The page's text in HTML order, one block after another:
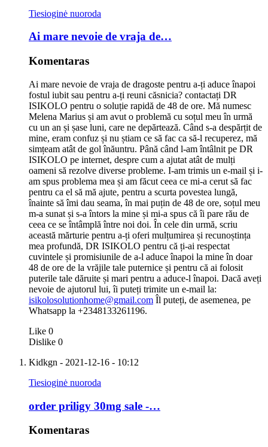
Tiesioginė nuoroda
Ai mare nevoie de vraja de…
Komentaras
Ai mare nevoie de vraja de dragoste pentru a-ți aduce înapoi
fostul iubit sau pentru a-ți reuni căsnicia? contactați DR
ISIKOLO pentru o soluție rapidă de 48 de ore. Mă numesc
Melena Marius și am avut o problemă cu soțul meu în urmă
cu un an și șase luni, care ne depărtează. Când s-a despărțit de
mine, eram confuz și nu știam ce să fac ca să-l recuperez, mă
simțeam atât de gol înăuntru. Până când l-am întâlnit pe DR
ISIKOLO pe internet, despre cum a ajutat atât de mulți
oameni să rezolve diverse probleme. I-am trimis un e-mail și i-
am spus problema mea și am făcut ceea ce mi-a cerut să fac
pentru ca el să mă ajute, pentru a scurta povestea lungă,
înainte să îmi dau seama, în mai puțin de 48 de ore, soțul meu
m-a sunat și s-a întors la mine și mi-a spus că îi pare rău de
ceea ce se întâmplă între noi doi. În cele din urmă, scriu
această mărturie pentru a-ți oferi mulțumirea și recunoștința
mea profundă, DR ISIKOLO pentru că ți-ai respectat
cuvintele și promisiunile de a-l aduce înapoi la mine în doar
48 de ore de la vrăjile tale puternice și pentru că ai folosit
puterile tale dăruite și mari pentru a aduce-l înapoi. Dacă aveți
nevoie de ajutorul lui, îi puteți trimite un e-mail la:
isikolosolutionhome@gmail.com Îl puteți, de asemenea, pe
Whatsapp la +2348133261196.
Like 0
Dislike 0
Kidkgn - 2021-12-16 - 10:12
Tiesioginė nuoroda
order priligy 30mg sale -…
Komentaras